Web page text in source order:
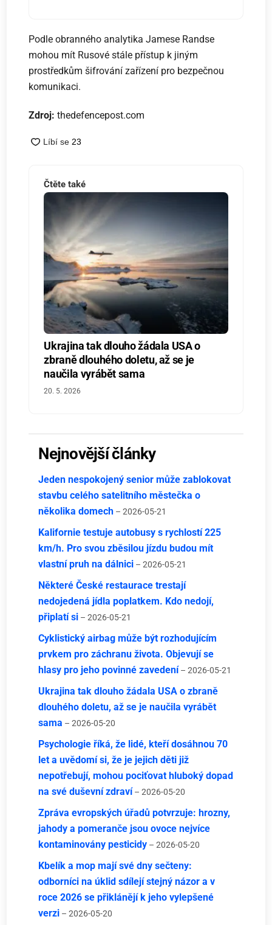
Podle obranného analytika Jamese Randse
mohou mít Rusové stále přístup k jiným
prostředkům šifrování zařízení pro bezpečnou
komunikaci.
Zdroj: thedefencepost.com
Čtěte také
Ukrajina tak dlouho žádala USA o
zbraně dlouhého doletu, až se je
naučila vyrábět sama
20. 5. 2026
Nejnovější články
Jeden nespokojený senior může zablokovat
stavbu celého satelitního městečka o
několika domech – 2026-05-21
Kalifornie testuje autobusy s rychlostí 225
km/h. Pro svou zběsilou jízdu budou mít
vlastní pruh na dálnici – 2026-05-21
Některé České restaurace trestají
nedojedená jídla poplatkem. Kdo nedojí,
připlatí si – 2026-05-21
Cyklistický airbag může být rozhodujícím
prvkem pro záchranu života. Objevují se
hlasy pro jeho povinné zavedení – 2026-05-21
Ukrajina tak dlouho žádala USA o zbraně
dlouhého doletu, až se je naučila vyrábět
sama – 2026-05-20
Psychologie říká, že lidé, kteří dosáhnou 70
let a uvědomí si, že je jejich děti již
nepotřebují, mohou pociťovat hluboký dopad
na své duševní zdraví – 2026-05-20
Zpráva evropských úřadů potvrzuje: hrozny,
jahody a pomeranče jsou ovoce nejvíce
kontaminovány pesticidy – 2026-05-20
Kbelík a mop mají své dny sečteny:
odborníci na úklid sdílejí stejný názor a v
roce 2026 se přiklánějí k jeho vylepšené
verzi – 2026-05-20